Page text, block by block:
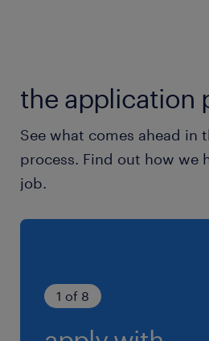
相模線／寒川駅（車10分）
休日休暇
土日祝日
企業カレンダーあり（稀に土
the application
See what comes ahead in
process. Find out how we
job.
1 of 8